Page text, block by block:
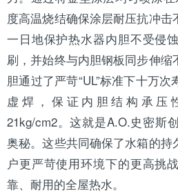
度高温烧结确保涂层耐压抗冲
一日地保护热水器内胆不受侵
刷，并始终与内胆钢板同步伸
胆通过了严苛“UL”标准下十万
虚焊，保证内胆结构承压
21kg/cm2。这就是A.O.史密斯
奥秘。这些共同确保了水箱的持
户更严苛使用环境下的更高挑
靠、耐用的全屋热水。